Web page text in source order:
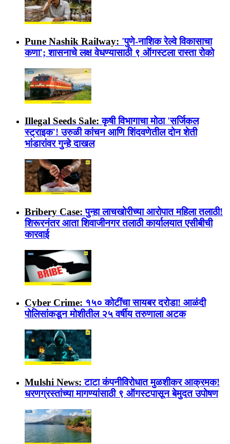
Pune Nashik Railway: 'पुणे-नाशिक रेल्वे विकासाचा
कणा'; शासनाचे लक्ष वेधण्यासाठी ९ ऑगस्टला रास्ता रोको
Illegal Seeds Sale: कृषी विभागाचा मोठा 'सर्जिकल
स्ट्राइक'! उरुळी कांचन आणि शिंदवणेतील दोन शेती
भांडारांवर गुन्हे दाखल
Bribery Case: पुन्हा लाचखोरीच्या आरोपात महिला तलाठी!
शिरूरनंतर आता शिवाजीनगर तलाठी कार्यालयात एसीबीची
कारवाई
Cyber Crime: १५० कोटींचा सायबर दरोडा! आळंदी
पोलिसांकडून मोशीतील २५ वर्षीय तरुणाला अटक
Mulshi News: टाटा कंपनीविरोधात मुळशीकर आक्रमक!
धरणग्रस्तांच्या मागण्यांसाठी ९ ऑगस्टपासून बेमुदत उपोषण